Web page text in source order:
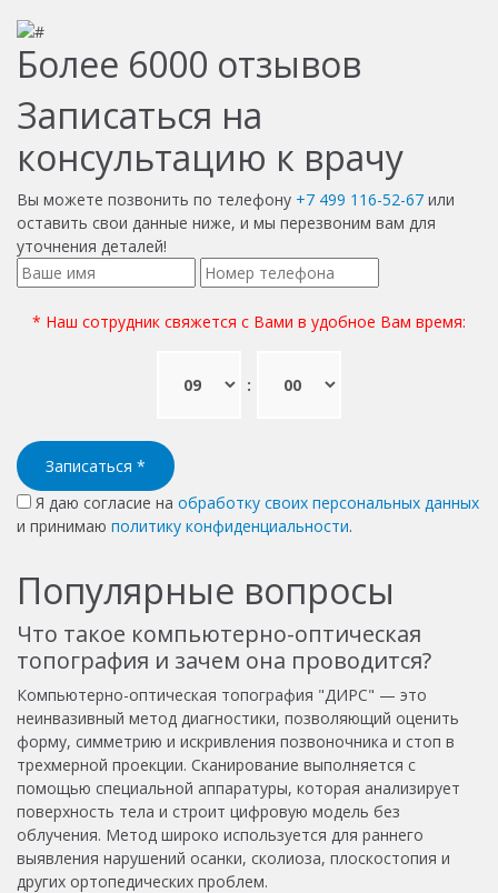
Более 6000 отзывов
Записаться на
консультацию к врачу
Вы можете позвонить по телефону +7 499 116-52-67 или
оставить свои данные ниже, и мы перезвоним вам для
уточнения деталей!
* Наш сотрудник свяжется с Вами в удобное Вам время:
:
Записаться *
Я даю согласие на обработку своих персональных данных
и принимаю политику конфиденциальности.
Популярные вопросы
Что такое компьютерно-оптическая
топография и зачем она проводится?
Компьютерно-оптическая топография "ДИРС" — это
неинвазивный метод диагностики, позволяющий оценить
форму, симметрию и искривления позвоночника и стоп в
трехмерной проекции. Сканирование выполняется с
помощью специальной аппаратуры, которая анализирует
поверхность тела и строит цифровую модель без
облучения. Метод широко используется для раннего
выявления нарушений осанки, сколиоза, плоскостопия и
других ортопедических проблем.